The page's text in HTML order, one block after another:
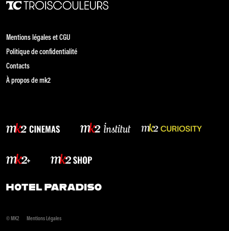
Mentions légales et CGU
Politique de confidentialité
Contacts
À propos de mk2
© MK2 Mentions Légales